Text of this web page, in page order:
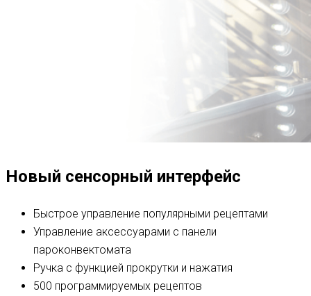
Новый сенсорный интерфейс
Быстрое управление популярными рецептами
Управление аксессуарами с панели
пароконвектомата
Ручка с функцией прокрутки и нажатия
500 программируемых рецептов